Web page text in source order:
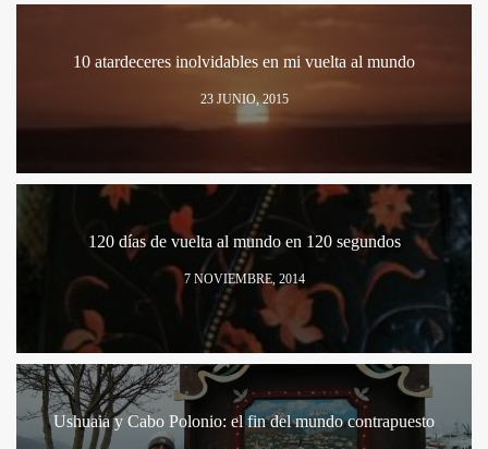
10 atardeceres inolvidables en mi vuelta al mundo
23 JUNIO, 2015
120 días de vuelta al mundo en 120 segundos
7 NOVIEMBRE, 2014
Ushuaia y Cabo Polonio: el fin del mundo contrapuesto